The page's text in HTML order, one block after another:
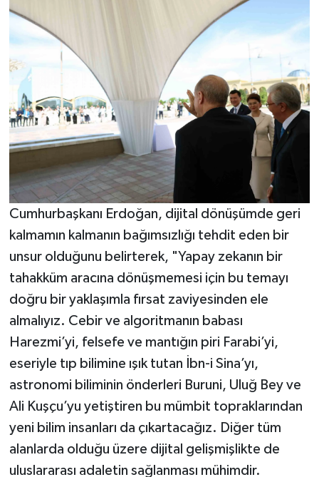
Cumhurbaşkanı Erdoğan, dijital dönüşümde geri
kalmamın kalmanın bağımsızlığı tehdit eden bir
unsur olduğunu belirterek, "Yapay zekanın bir
tahakküm aracına dönüşmemesi için bu temayı
doğru bir yaklaşımla fırsat zaviyesinden ele
almalıyız. Cebir ve algoritmanın babası
Harezmi’yi, felsefe ve mantığın piri Farabi’yi,
eseriyle tıp bilimine ışık tutan İbn-i Sina’yı,
astronomi biliminin önderleri Buruni, Uluğ Bey ve
Ali Kuşçu’yu yetiştiren bu mümbit topraklarından
yeni bilim insanları da çıkartacağız. Diğer tüm
alanlarda olduğu üzere dijital gelişmişlikte de
uluslararası adaletin sağlanması mühimdir.